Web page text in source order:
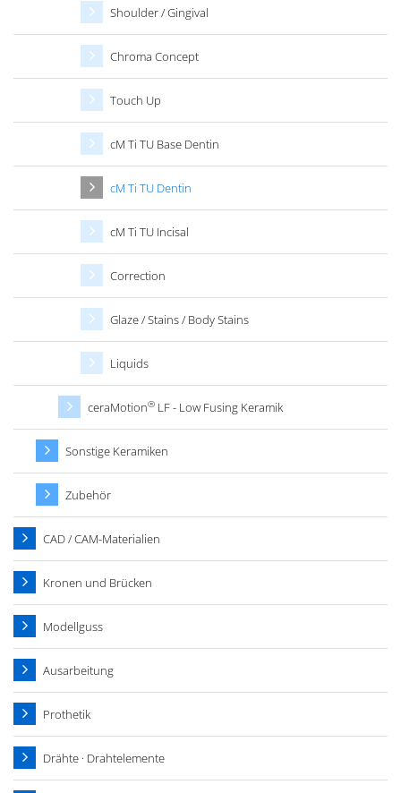
Shoulder / Gingival
Chroma Concept
Touch Up
cM Ti TU Base Dentin
cM Ti TU Dentin
cM Ti TU Incisal
Correction
Glaze / Stains / Body Stains
Liquids
ceraMotion® LF - Low Fusing Keramik
Sonstige Keramiken
Zubehör
CAD / CAM-Materialien
Kronen und Brücken
Modellguss
Ausarbeitung
Prothetik
Drähte · Drahtelemente